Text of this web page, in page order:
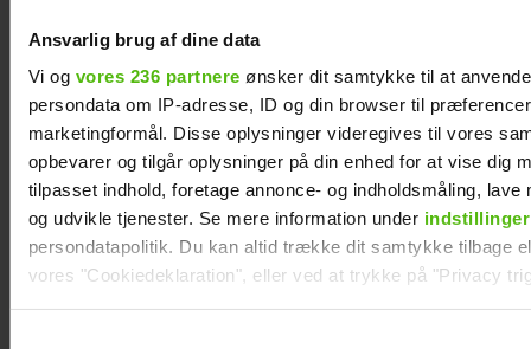
Ansvarlig brug af dine data
Vi og vores 236 partnere ønsker dit samtykke til at
persondata om IP-adresse, ID og din browser til
marketingformål. Disse oplysninger videregives til vores
opbevarer og tilgår oplysninger på din enhed for at vise dig
tilpasset indhold, foretage annonce- og indholdsmåling, lave
og udvikle tjenester. Se mere information under indstillinger
persondatapolitik. Du kan altid trække dit samtykke tilbage
vores "Cookiedeklaration", eller ved at trykke på "Privacy